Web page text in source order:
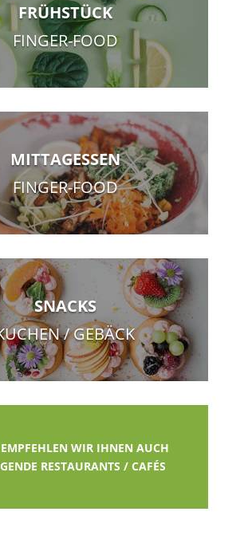
FRÜHSTÜCK
FINGER-FOOD
MITTAGESSEN
FINGER-FOOD
SNACKS
/ GEBÄCK
EMPFEHLEN WIR IHNEN AUCH
RESTAURANTS / CAFÉS